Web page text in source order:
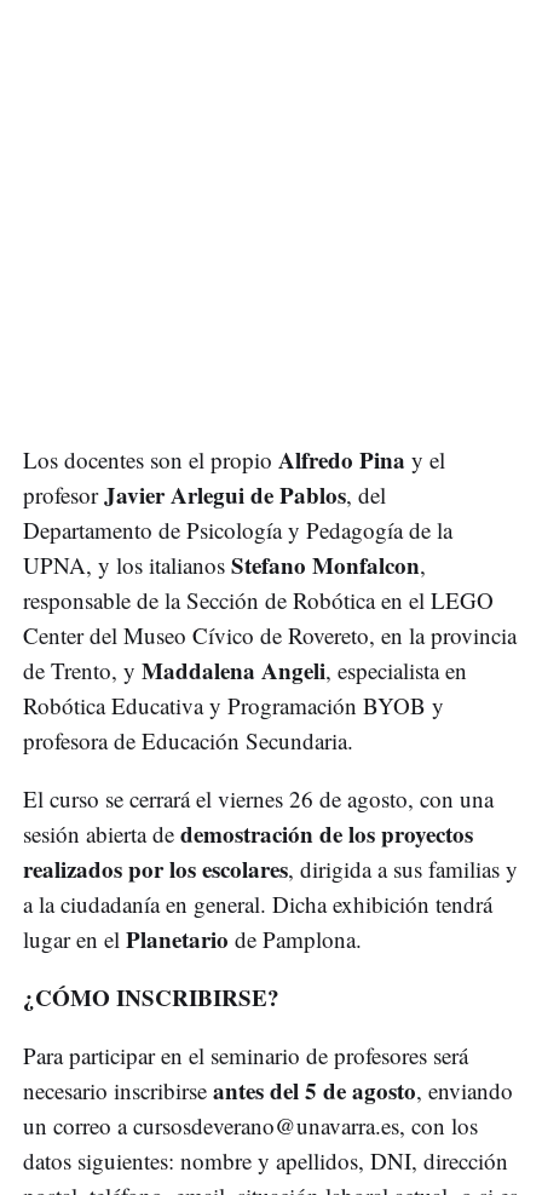
Los docentes son el propio Alfredo Pina y el
profesorJavier Arlegui de Pablos, del
Departamento de Psicología y Pedagogía de la
UPNA, y los italianos Stefano Monfalcon,
responsable de la Sección de Robótica en el LEGO
Center del Museo Cívico de Rovereto, en la provincia
de Trento, y Maddalena Angeli, especialista en
Robótica Educativa y Programación BYOB y
profesora de Educación Secundaria.
El curso se cerrará el viernes 26 de agosto, con una
sesión abierta de demostración de los proyectos
realizados por los escolares, dirigida a sus familias y
a la ciudadanía en general. Dicha exhibición tendrá
lugar en el Planetario de Pamplona.
¿CÓMO INSCRIBIRSE?
Para participar en el seminario de profesores será
necesario inscribirse antes del 5 de agosto, enviando
un correo acursosdeverano@unavarra.es, con los
datos siguientes: nombre y apellidos, DNI, dirección